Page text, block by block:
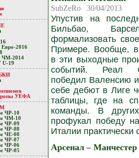
2016
ЧМ-2014
U-19
УЕФA
ЧР-10
ЧМ-10
ЧР-09
ЧР-08
ЧЕ-08
ЧР-07
ЧР-06
ЧР-05
SubZeRo 30/04/2013
Упустив на
Бильбао,
формализовать
Примере. Вообще, в
в эти выходные
событий. Реал
победил Валенсию и
себе дебют в Лиге
таблицы, где на
команды. В
профукал победу
Италии
Арсенал –